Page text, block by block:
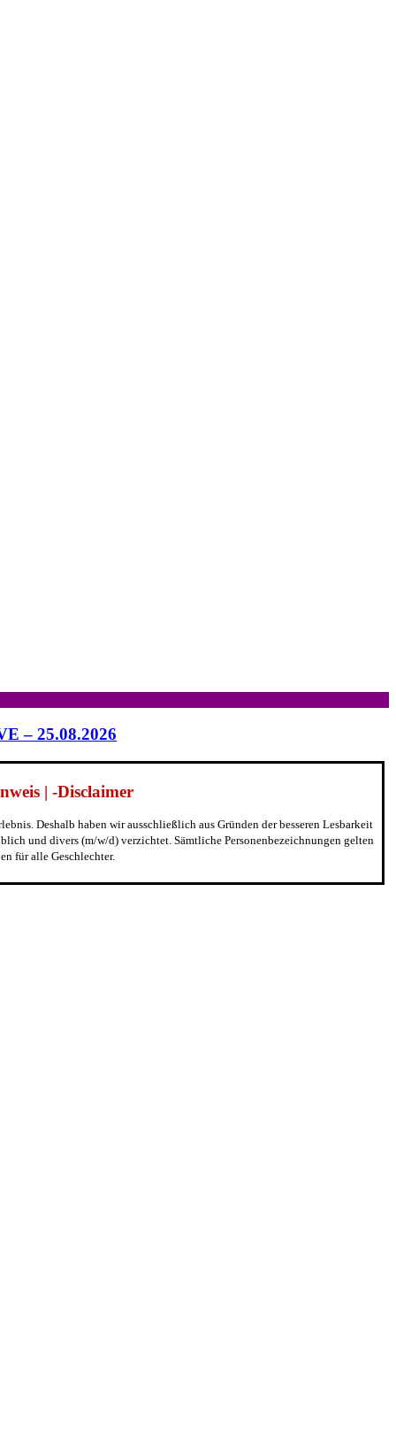
– 25.08.2026
| -Disclaimer
Deshalb haben wir ausschließlich aus Gründen der besseren Lesbarkeit
und divers (m/w/d) verzichtet. Sämtliche Personenbezeichnungen gelten
für alle Geschlechter.